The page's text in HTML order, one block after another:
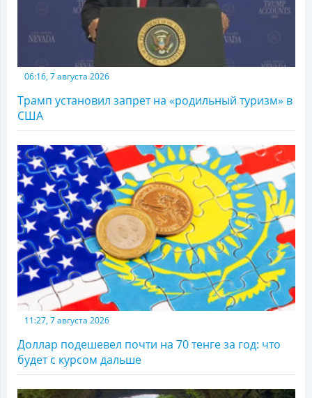
06:16, 7 августа 2026
Трамп установил запрет на «родильный туризм» в
США
11:27, 7 августа 2026
Доллар подешевел почти на 70 тенге за год: что
будет с курсом дальше